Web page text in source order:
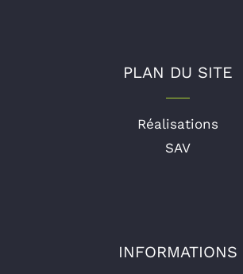
PLAN DU SITE
Réalisations
SAV
INFORMATIONS